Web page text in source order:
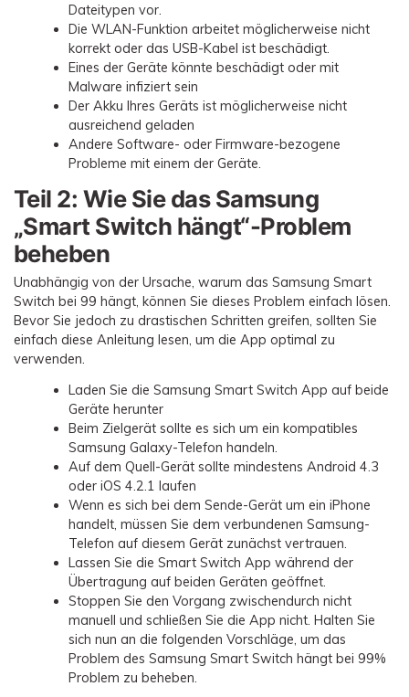
Dateitypen vor.
Die WLAN-Funktion arbeitet möglicherweise nicht
korrekt oder das USB-Kabel ist beschädigt.
Eines der Geräte könnte beschädigt oder mit
Malware infiziert sein
Der Akku Ihres Geräts ist möglicherweise nicht
ausreichend geladen
Andere Software- oder Firmware-bezogene
Probleme mit einem der Geräte.
Teil 2: Wie Sie das Samsung
„Smart Switch hängt“-Problem
beheben
Unabhängig von der Ursache, warum das Samsung Smart
Switch bei 99 hängt, können Sie dieses Problem einfach lösen.
Bevor Sie jedoch zu drastischen Schritten greifen, sollten Sie
einfach diese Anleitung lesen, um die App optimal zu
verwenden.
Laden Sie die Samsung Smart Switch App auf beide
Geräte herunter
Beim Zielgerät sollte es sich um ein kompatibles
Samsung Galaxy-Telefon handeln.
Auf dem Quell-Gerät sollte mindestens Android 4.3
oder iOS 4.2.1 laufen
Wenn es sich bei dem Sende-Gerät um ein iPhone
handelt, müssen Sie dem verbundenen Samsung-
Telefon auf diesem Gerät zunächst vertrauen.
Lassen Sie die Smart Switch App während der
Übertragung auf beiden Geräten geöffnet.
Stoppen Sie den Vorgang zwischendurch nicht
manuell und schließen Sie die App nicht. Halten Sie
sich nun an die folgenden Vorschläge, um das
Problem des Samsung Smart Switch hängt bei 99%
Problem zu beheben.